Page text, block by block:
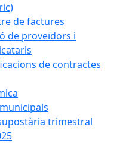
de factures
de proveïdors i
de contractes
trimestral